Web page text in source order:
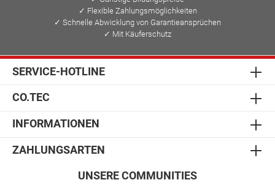
✓ Flexible Zahlungsmöglichkeiten
✓ Schnelle Abwicklung von Garantieansprüchen
✓ Mit Käuferschutz
SERVICE-HOTLINE
CO.TEC
INFORMATIONEN
ZAHLUNGSARTEN
UNSERE COMMUNITIES